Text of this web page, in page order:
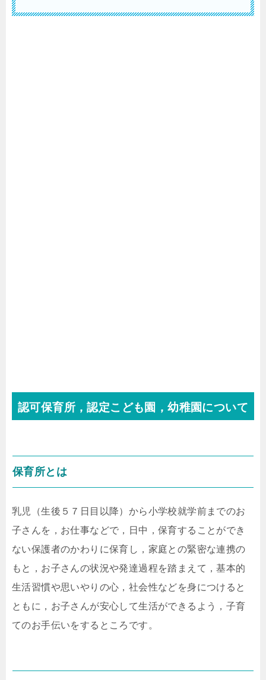
認可保育所，認定こども園，幼稚園について
保育所とは
乳児（生後５７日目以降）から小学校就学前までのお
子さんを，お仕事などで，日中，保育することができ
ない保護者のかわりに保育し，家庭との緊密な連携の
もと，お子さんの状況や発達過程を踏まえて，基本的
生活習慣や思いやりの心，社会性などを身につけると
ともに，お子さんが安心して生活ができるよう，子育
てのお手伝いをするところです。